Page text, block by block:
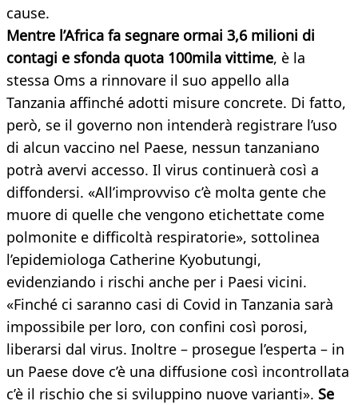
cause.
Mentre l’Africa fa segnare ormai 3,6 milioni di
contagi e sfonda quota 100mila vittime, è la
stessa Oms a rinnovare il suo appello alla
Tanzania affinché adotti misure concrete. Di fatto,
però, se il governo non intenderà registrare l’uso
di alcun vaccino nel Paese, nessun tanzaniano
potrà avervi accesso. Il virus continuerà così a
diffondersi. «All’improvviso c’è molta gente che
muore di quelle che vengono etichettate come
polmonite e difficoltà respiratorie», sottolinea
l’epidemiologa Catherine Kyobutungi,
evidenziando i rischi anche per i Paesi vicini.
«Finché ci saranno casi di Covid in Tanzania sarà
impossibile per loro, con confini così porosi,
liberarsi dal virus. Inoltre – prosegue l’esperta – in
un Paese dove c’è una diffusione così incontrollata
c’è il rischio che si sviluppino nuove varianti». Se